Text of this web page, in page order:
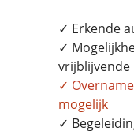
✓ Erkende
✓
✓ Overname
mogelijk
✓